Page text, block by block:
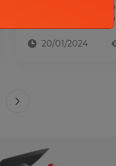
trẻ nhỏ ngày càng
tiết kiệm nhưng
những cuốn giáo trình
20/01/2024